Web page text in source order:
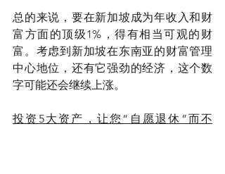
总的来说，要在新加坡成为年收入和财
富方面的顶级1%，得有相当可观的财
富。考虑到新加坡在东南亚的财富管理
中心地位，还有它强劲的经济，这个数
字可能还会继续上涨。
投资5大资产，让您“自愿退休”而不